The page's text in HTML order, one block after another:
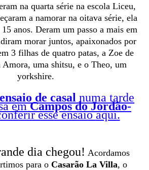
na quarta série na escola Liceu,
a namorar na oitava série, ela
anos. Deram um passo a mais em
morar juntos, apaixonados por
3 filhas de quatro patas, a Zoe de
Amora, uma shitsu, e o Theo, um
yorkshire.
ensaio de casal numa tarde
emCampos do Jordão-
esse ensaioaqui.
dia chegou! Acordamos
para o Casarão La Villa, o